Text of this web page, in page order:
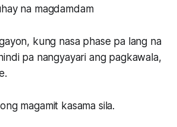
na magdamdam
kung nasa phase pa lang na
pa nangyayari ang pagkawala,
magamit kasama sila.